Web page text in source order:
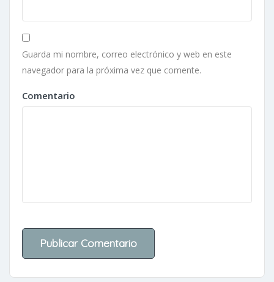
Guarda mi nombre, correo electrónico y web en este
navegador para la próxima vez que comente.
Comentario